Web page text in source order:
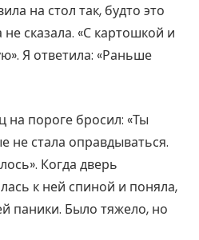
на стол так, будто это
сказала. «С картошкой и
Я ответила: «Раньше
пороге бросил: «Ты
не стала оправдываться.
Когда дверь
к ней спиной и поняла,
паники. Было тяжело, но